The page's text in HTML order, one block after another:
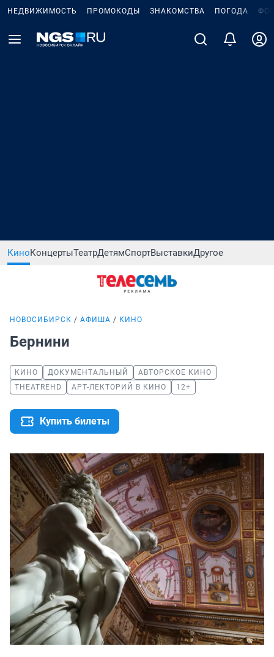
НЕДВИЖИМОСТЬ ПРОМОКОДЫ ЗНАКОМСТВА ПОГОДА
КиноКонцертыТеатрДетямСпортВыставкиДругое
НОВОСИБИРСК АФИША КИНО
Бернини
КИНО ДОКУМЕНТАЛЬНЫЙ
АВТОРСКОЕ КИНО
THEATREHD
АРТ-ЛЕКТОРИЙ В КИНО 12+
Купить билеты